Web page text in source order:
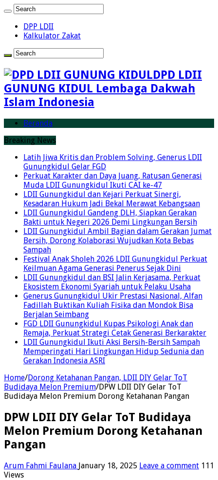
DPP LDII
Kalkulator Zakat
DPD LDII
GUNUNG KIDUL Lembaga Dakwah
Islam Indonesia
Beranda
Breaking News
Latih Jiwa Kritis dan Problem Solving, Generus LDII
Gunungkidul Gelar FGD
Perkuat Karakter dan Daya Juang, Ratusan Generasi
Muda LDII Gunungkidul Ikuti CAI ke-47
LDII Gunungkidul dan Kejari Perkuat Sinergi,
Kesadaran Hukum Jadi Bekal Merawat Kebangsaan
LDII Gunungkidul Gandeng DLH, Siapkan Gerakan
Bakti untuk Negeri 2026 Demi Lingkungan Bersih
LDII Gunungkidul Ambil Bagian dalam Gerakan Jumat
Bersih, Dorong Kolaborasi Wujudkan Kota Bebas
Sampah
Festival Anak Sholeh 2026 LDII Gunungkidul Perkuat
Keilmuan Agama Generasi Penerus Sejak Dini
LDII Gunungkidul dan BSI Jalin Kerjasama, Perkuat
Ekosistem Ekonomi Syariah untuk Pelaku Usaha
Generus Gunungkidul Ukir Prestasi Nasional, Alfan
Fadillah Buktikan Kuliah Fisika dan Mondok Bisa
Berjalan Seimbang
FGD LDII Gunungkidul Kupas Psikologi Anak dan
Remaja, Perkuat Strategi Cetak Generasi Berkarakter
LDII Gunungkidul Ikuti Aksi Bersih-Bersih Sampah
Memperingati Hari Lingkungan Hidup Sedunia dan
Gerakan Indonesia ASRI
Home/Dorong Ketahanan Pangan, LDII DIY Gelar ToT
Budidaya Melon Premium/DPW LDII DIY Gelar ToT
Budidaya Melon Premium Dorong Ketahanan Pangan
DPW LDII DIY Gelar ToT Budidaya
Melon Premium Dorong Ketahanan
Pangan
Arum Fahmi Faulana January 18, 2025 Leave a comment 111
Views